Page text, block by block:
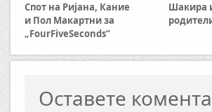
Спот на Ријана, Кание
и Пол Макартни за
„FourFiveSeconds“
Шакира
Оставете